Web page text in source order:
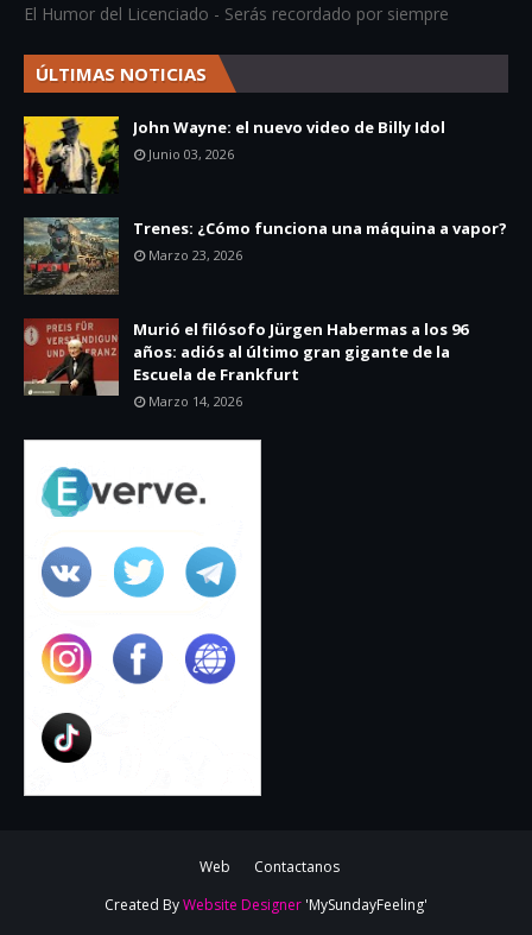
El Humor del Licenciado - Serás recordado por siempre
ÚLTIMAS NOTICIAS
John Wayne: el nuevo video de Billy Idol
Junio 03, 2026
Trenes: ¿Cómo funciona una máquina a vapor?
Marzo 23, 2026
Murió el filósofo Jürgen Habermas a los 96
años: adiós al último gran gigante de la
Escuela de Frankfurt
Marzo 14, 2026
Web
Contactanos
Created ByWebsite Designer 'MySundayFeeling'